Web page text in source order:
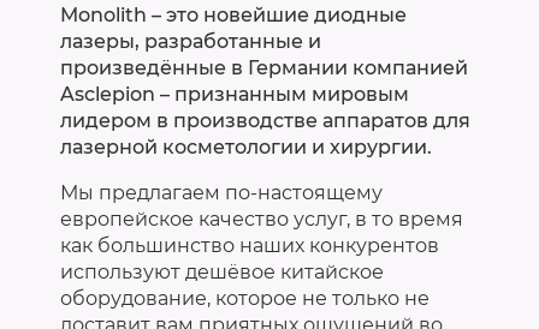
Monolith – это новейшие диодные
лазеры, разработанные и
произведённые в Германии компанией
Asclepion – признанным мировым
лидером в производстве аппаратов для
лазерной косметологии и хирургии.
Мы предлагаем по-настоящему
европейское качество услуг, в то время
как большинство наших конкурентов
используют дешёвое китайское
оборудование, которое не только не